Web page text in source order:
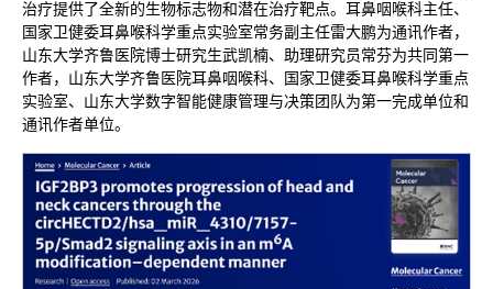
治疗提供了全新的生物标志物和潜在治疗靶点。耳鼻咽喉科主任、
国家卫健委耳鼻喉科学重点实验室常务副主任雷大鹏为通讯作者，
山东大学齐鲁医院博士研究生武凯楠、助理研究员常芬为共同第一
作者，山东大学齐鲁医院耳鼻咽喉科、国家卫健委耳鼻喉科学重点
实验室、山东大学数字智能健康管理与决策团队为第一完成单位和
通讯作者单位。